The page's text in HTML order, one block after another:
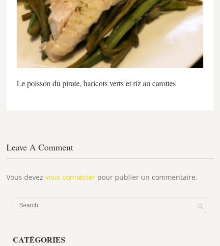
Le poisson du pirate, haricots verts et riz au carottes
Leave A Comment
Vous devezvous connecter pour publier un commentaire.
CATÉGORIES